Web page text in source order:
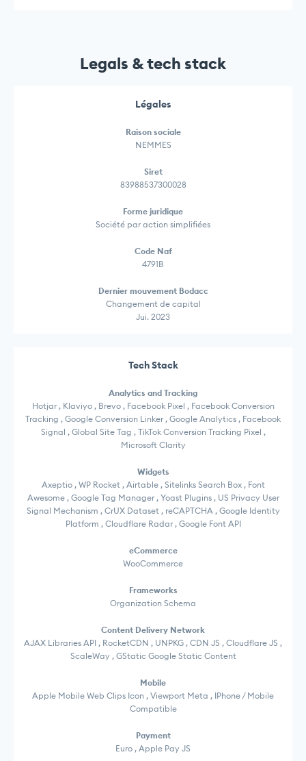
Legals & tech stack
Légales
Raison sociale
NEMMES
Siret
83988537300028
Forme juridique
Société par action simplifiées
Code Naf
4791B
Dernier mouvement Bodacc
Changement de capital
Jui. 2023
Tech Stack
Analytics and Tracking
Hotjar , Klaviyo , Brevo , Facebook Pixel , Facebook Conversion
Tracking , Google Conversion Linker , Google Analytics , Facebook
Signal , Global Site Tag , TikTok Conversion Tracking Pixel ,
Microsoft Clarity
Widgets
Axeptio , WP Rocket , Airtable , Sitelinks Search Box , Font
Awesome , Google Tag Manager , Yoast Plugins , US Privacy User
Signal Mechanism , CrUX Dataset , reCAPTCHA , Google Identity
Platform , Cloudflare Radar , Google Font API
eCommerce
WooCommerce
Frameworks
Organization Schema
Content Delivery Network
AJAX Libraries API , RocketCDN , UNPKG , CDN JS , Cloudflare JS ,
ScaleWay , GStatic Google Static Content
Mobile
Apple Mobile Web Clips Icon , Viewport Meta , IPhone / Mobile
Compatible
Payment
Euro , Apple Pay JS